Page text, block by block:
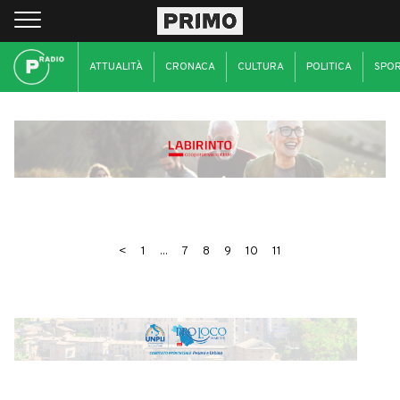
ATTUALITÀ CRONACA CULTURA POLITICA
< 1 ... 7 8 9 10 11